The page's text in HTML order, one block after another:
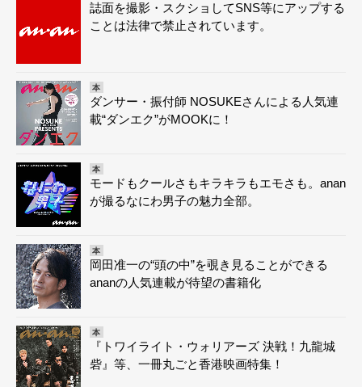
誌面を撮影・スクショしてSNS等にアップする
ことは法律で禁止されています。
本
ダンサー・振付師 NOSUKEさんによる人気連
載“ダンエク”がMOOKに！
本
モードもクールさもキラキラもエモさも。anan
が撮るなにわ男子の魅力全部。
本
岡田准一の“頭の中”を覗き見ることができる
ananの人気連載が待望の書籍化
本
『トワイライト・ウォリアーズ 決戦！九龍城
砦』等、一冊丸ごと香港映画特集！